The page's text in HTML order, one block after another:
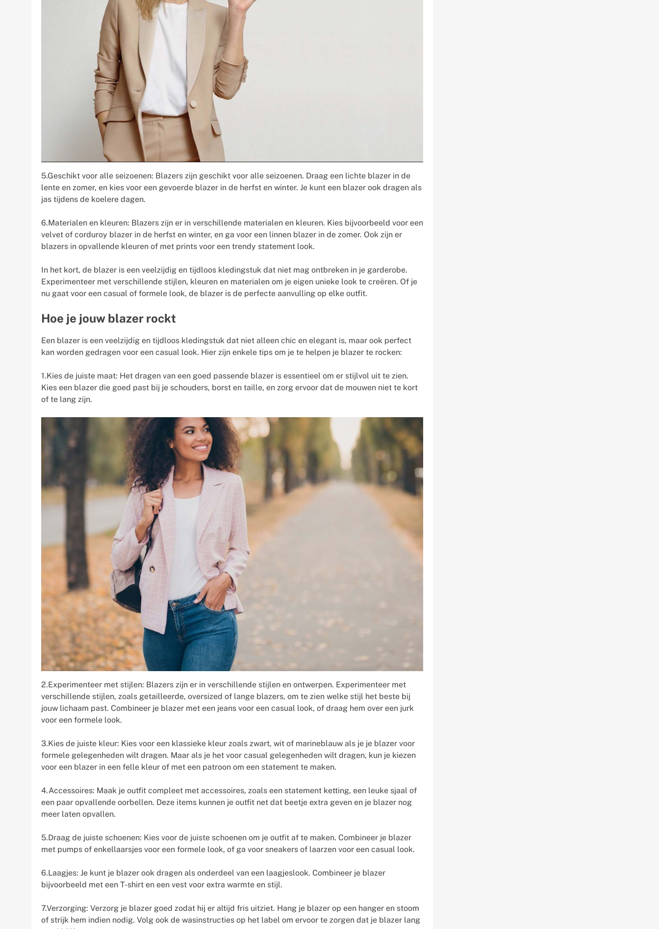
5.Geschikt voor alle seizoenen: Blazers zijn geschikt voor alle seizoenen. Draag een lichte blazer in de
lente en zomer, en kies voor een gevoerde blazer in de herfst en winter. Je kunt een blazer ook dragen als
jas tijdens de koelere dagen.
6.Materialen en kleuren: Blazers zijn er in verschillende materialen en kleuren. Kies bijvoorbeeld voor een
velvet of corduroy blazer in de herfst en winter, en ga voor een linnen blazer in de zomer. Ook zijn er
blazers in opvallende kleuren of met prints voor een trendy statement look.
In het kort, de blazer is een veelzijdig en tijdloos kledingstuk dat niet mag ontbreken in je garderobe.
Experimenteer met verschillende stijlen, kleuren en materialen om je eigen unieke look te creëren. Of je
nu gaat voor een casual of formele look, de blazer is de perfecte aanvulling op elke outfit.
Hoe je jouw blazer rockt
Een blazer is een veelzijdig en tijdloos kledingstuk dat niet alleen chic en elegant is, maar ook perfect
kan worden gedragen voor een casual look. Hier zijn enkele tips om je te helpen je blazer te rocken:
1.Kies de juiste maat: Het dragen van een goed passende blazer is essentieel om er stijlvol uit te zien.
Kies een blazer die goed past bij je schouders, borst en taille, en zorg ervoor dat de mouwen niet te kort
of te lang zijn.
2.Experimenteer met stijlen: Blazers zijn er in verschillende stijlen en ontwerpen. Experimenteer met
verschillende stijlen, zoals getailleerde, oversized of lange blazers, om te zien welke stijl het beste bij
jouw lichaam past. Combineer je blazer met een jeans voor een casual look, of draag hem over een jurk
voor een formele look.
3.Kies de juiste kleur: Kies voor een klassieke kleur zoals zwart, wit of marineblauw als je je blazer voor
formele gelegenheden wilt dragen. Maar als je het voor casual gelegenheden wilt dragen, kun je kiezen
voor een blazer in een felle kleur of met een patroon om een statement te maken.
4.Accessoires: Maak je outfit compleet met accessoires, zoals een statement ketting, een leuke sjaal of
een paar opvallende oorbellen. Deze items kunnen je outfit net dat beetje extra geven en je blazer nog
meer laten opvallen.
5.Draag de juiste schoenen: Kies voor de juiste schoenen om je outfit af te maken. Combineer je blazer
met pumps of enkellaarsjes voor een formele look, of ga voor sneakers of laarzen voor een casual look.
6.Laagjes: Je kunt je blazer ook dragen als onderdeel van een laagjeslook. Combineer je blazer
bijvoorbeeld met een T-shirt en een vest voor extra warmte en stijl.
7.Verzorging: Verzorg je blazer goed zodat hij er altijd fris uitziet. Hang je blazer op een hanger en stoom
of strijk hem indien nodig. Volg ook de wasinstructies op het label om ervoor te zorgen dat je blazer lang